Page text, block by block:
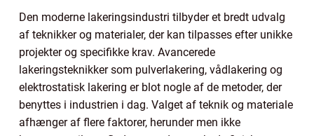
Den moderne lakeringsindustri tilbyder et bredt udvalg
af teknikker og materialer, der kan tilpasses efter unikke
projekter og specifikke krav. Avancerede
lakeringsteknikker som pulverlakering, vådlakering og
elektrostatisk lakering er blot nogle af de metoder, der
benyttes i industrien i dag. Valget af teknik og materiale
afhænger af flere faktorer, herunder men ikke